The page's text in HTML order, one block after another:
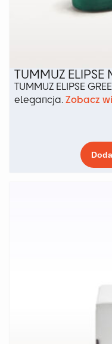
TUMMUZ ELIPSE
TUMMUZ ELIPSE
elegancja. Zobacz